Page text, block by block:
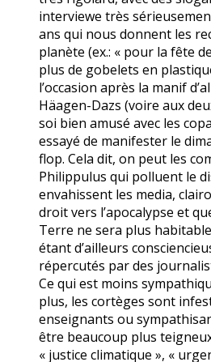
interviewe très
ans qui nous donnent les
planète (ex.: « pour la fête
plus de gobelets en
l’occasion après la manif
Häagen-Dazs (voire aux
soi bien amusé avec les
essayé de manifester le
flop. Cela dit, on peut les
Philippulus qui polluent le
envahissent les media,
droit vers l’apocalypse et
Terre ne sera plus
étant d’ailleurs
répercutés par des
Ce qui est moins
plus, les cortèges sont
enseignants ou
être beaucoup plus
« justice climatique », «